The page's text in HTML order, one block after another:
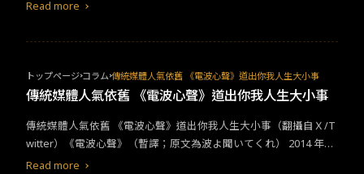
著一個個止痛藥的緩解，飽囊家族及藥廠的富人口袋。《無痛殺
ntin」成癮性醫療藥物被發明後，如何隨著痛苦和愉快的之間的循
環，侵蝕著各個醫療環節，和相關人士的人生。在脫離《無痛殺
手》的痛苦與愉快的成癮循環後，另一部值得期待的Disney+科幻
影集《亞蘇卡Ahsoka》衍生自《星際大戰》系列，將於8月23日推
座。諾蘭出新片了？日本觀眾不知情七月底，芭比和奧本海默的宣
傳聲量推展到最高，「芭比海默」（#Barbenheimerr）在網路上
間，直到筆者撰文註記的今天（8月6日），好萊塢進口片商東宝東
和仍未決定，而恰好今天正是広島原爆の日（廣島核爆紀念日）。
也許部分讀者還不明白這其中關聯，作為唯一曾經歷過核彈轟炸的
Read more
トップページ コラム 傳統媒體人氣依舊 《電波心聲》道出你我人生大小事
傳統媒體人氣依舊 《電波心聲》道出你我人生大小事
傳統媒體人氣依舊 《電波心聲》道出你我人生大小事（翻攝自Ｘ/T
witter）《電波心聲》（暫譯；原文為波よ聞いてくれ） 2014 年於
講談社開始進行連載，是少數以女性為主角的少年漫畫，內容描述
Read more